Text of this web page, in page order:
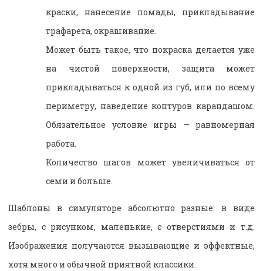
краски, нанесение помады, прикладывание
трафарета, окрашивание.
Может быть такое, что покраска делается уже
на чистой поверхности, защита может
прикладываться к одной из губ, или по всему
периметру, наведение контуров карандашом.
Обязательное условие игры — равномерная
работа.
Количество шагов может увеличиваться от
семи и больше.
Шаблоны в симуляторе абсолютно разные: в виде
зебры, с рисунком, маленькие, с отверстиями и т.д.
Изображения получаются вызывающие и эффектные,
хотя много и обычной приятной классики.